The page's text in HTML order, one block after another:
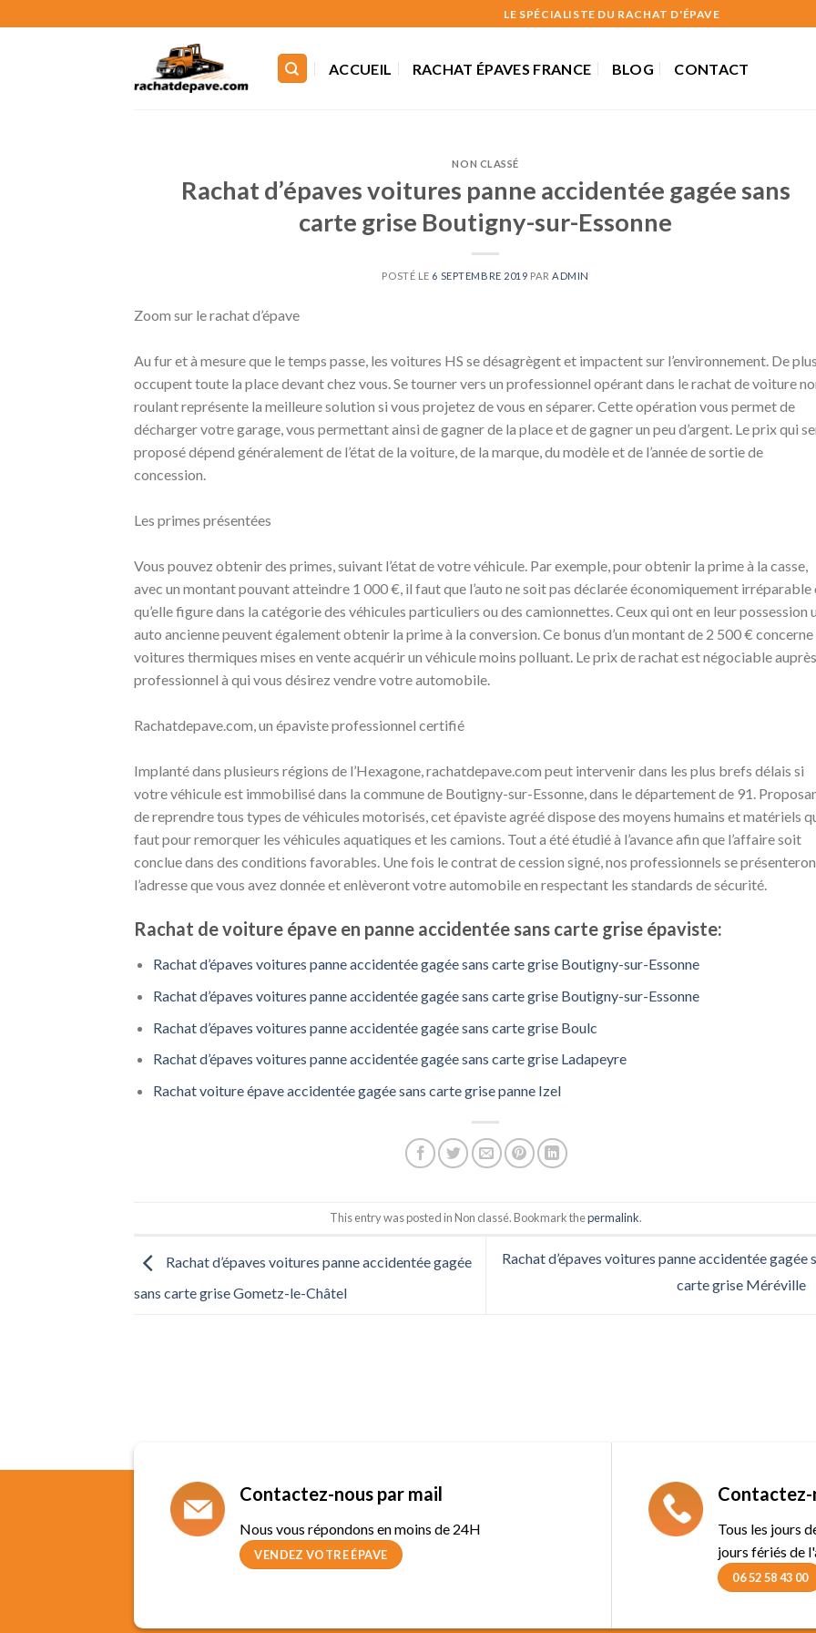
to
LE SPÉCIALISTE DU RACHAT D'ÉPAVE
ACCUEIL RACHAT ÉPAVES FRANCE BLOG CONTACT
NON CLASSÉ
Rachat d’épaves voitures panne accidentée gagée sans
carte grise Boutigny-sur-Essonne
POSTÉ LE 6 SEPTEMBRE 2019 PAR ADMIN
Zoom sur le rachat d’épave
Au fur et à mesure que le temps passe, les voitures HS se désagrègent et impactent sur l’environnement. De
occupent toute la place devant chez vous. Se tourner vers un professionnel opérant dans le rachat de voiture
roulant représente la meilleure solution si vous projetez de vous en séparer. Cette opération vous permet de
décharger votre garage, vous permettant ainsi de gagner de la place et de gagner un peu d’argent. Le prix qui
proposé dépend généralement de l’état de la voiture, de la marque, du modèle et de l’année de sortie de
concession.
Les primes présentées
Vous pouvez obtenir des primes, suivant l’état de votre véhicule. Par exemple, pour obtenir la prime à la casse,
avec un montant pouvant atteindre 1 000 €, il faut que l’auto ne soit pas déclarée économiquement irréparable
qu’elle figure dans la catégorie des véhicules particuliers ou des camionnettes. Ceux qui ont en leur possession
auto ancienne peuvent également obtenir la prime à la conversion. Ce bonus d’un montant de 2 500 € concerne
voitures thermiques mises en vente acquérir un véhicule moins polluant. Le prix de rachat est négociable
professionnel à qui vous désirez vendre votre automobile.
Rachatdepave.com, un épaviste professionnel certifié
Implanté dans plusieurs régions de l’Hexagone, rachatdepave.com peut intervenir dans les plus brefs délais si
votre véhicule est immobilisé dans la commune de Boutigny-sur-Essonne, dans le département de 91.
de reprendre tous types de véhicules motorisés, cet épaviste agréé dispose des moyens humains et matériels
faut pour remorquer les véhicules aquatiques et les camions. Tout a été étudié à l’avance afin que l’affaire soit
conclue dans des conditions favorables. Une fois le contrat de cession signé, nos professionnels se
l’adresse que vous avez donnée et enlèveront votre automobile en respectant les standards de sécurité.
Rachat de voiture épave en panne accidentée sans carte grise épaviste:
Rachat d’épaves voitures panne accidentée gagée sans carte grise Boutigny-sur-Essonne
Rachat d’épaves voitures panne accidentée gagée sans carte grise Boutigny-sur-Essonne
Rachat d’épaves voitures panne accidentée gagée sans carte grise Boulc
Rachat d’épaves voitures panne accidentée gagée sans carte grise Ladapeyre
Rachat voiture épave accidentée gagée sans carte grise panne Izel
This entry was posted in Non classé. Bookmark thepermalink.
Rachat d’épaves voitures panne accidentée gagée
sans carte grise Gometz-le-Châtel
Rachat d’épaves voitures panne accidentée gagée
carte grise Méréville
Contactez-nous par mail
Nous vous répondons en moins de 24H
VENDEZ VOTRE ÉPAVE
Contactez-
Tous les jours
jours fériés de
06 52 58 43 00